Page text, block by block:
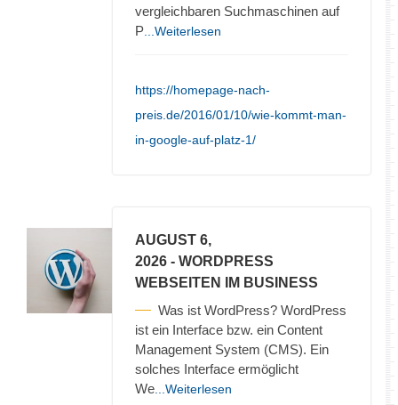
vergleichbaren Suchmaschinen auf
P ...Weiterlesen
https://homepage-nach-
preis.de/2016/01/10/wie-kommt-man-
in-google-auf-platz-1/
AUGUST 6,
2026 - WORDPRESS
WEBSEITEN IM BUSINESS
Was ist WordPress? WordPress
ist ein Interface bzw. ein Content
Management System (CMS). Ein
solches Interface ermöglicht
We ...Weiterlesen